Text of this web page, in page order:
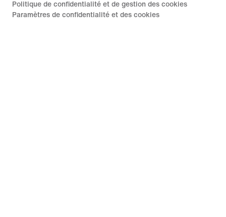
Politique de confidentialité et de gestion des cookies
Paramètres de confidentialité et des cookies